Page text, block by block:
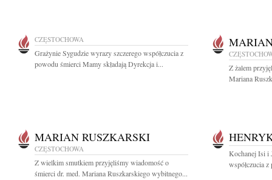
CZĘSTOCHOWA
Grażynie Sygudzie wyrazy szczerego współczucia z
powodu śmierci Mamy składają Dyrekcja i...
Z żalem
Mariana
MARIAN RUSZKARSKI
CZĘSTOCHOWA
Z wielkim smutkiem przyjęliśmy wiadomość o
śmierci dr. med. Mariana Ruszkarskiego wybitnego...
Kochanej Isi i
współczucia